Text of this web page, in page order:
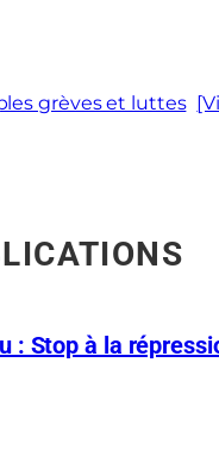
grèves et luttes
: Stop à la